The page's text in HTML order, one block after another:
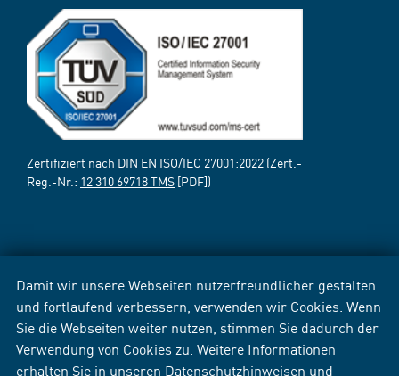
Damit wir unsere Webseiten nutzerfreundlicher gestalten
und fortlaufend verbessern, verwenden wir Cookies. Wenn
Sie die Webseiten weiter nutzen, stimmen Sie dadurch der
Verwendung von Cookies zu. Weitere Informationen
erhalten Sie in unseren Datenschutzhinweisen und
Zertifiziert nach DIN EN ISO/IEC 27001:2022 (Zert.-
Reg.-Nr.: 12 310 69718 TMS [PDF])